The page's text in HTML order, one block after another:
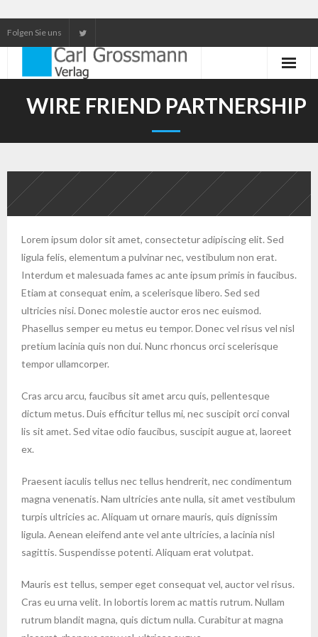
Folgen Sie uns
WIRE FRIEND PARTNERSHIP
Lorem ipsum dolor sit amet, consectetur adipiscing elit. Sed
ligula felis, elementum a pulvinar nec, vestibulum non erat.
Interdum et malesuada fames ac ante ipsum primis in faucibus.
Etiam at consequat enim, a scelerisque libero. Sed sed
ultricies nisi. Donec molestie auctor eros nec euismod.
Phasellus semper eu metus eu tempor. Donec vel risus vel nisl
pretium lacinia quis non dui. Nunc rhoncus orci scelerisque
tempor ullamcorper.
Cras arcu arcu, faucibus sit amet arcu quis, pellentesque
dictum metus. Duis efficitur tellus mi, nec suscipit orci conval
lis sit amet. Sed vitae odio faucibus, suscipit augue at, laoreet
ex.
Praesent iaculis tellus nec tellus hendrerit, nec condimentum
magna venenatis. Nam ultricies ante nulla, sit amet vestibulum
turpis ultricies ac. Aliquam ut ornare mauris, quis dignissim
ligula. Aenean eleifend ante vel ante ultricies, a lacinia nisl
sagittis. Suspendisse potenti. Aliquam erat volutpat.
Mauris est tellus, semper eget consequat vel, auctor vel risus.
Cras eu urna velit. In lobortis lorem ac mattis rutrum. Nullam
rutrum blandit magna, quis dictum nulla. Curabitur at magna